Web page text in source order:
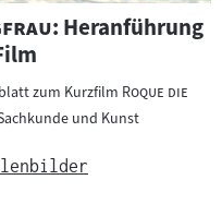
": Heranführung
zum Kurzfilm "Roque die
und Kunst